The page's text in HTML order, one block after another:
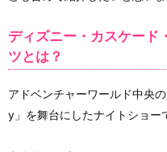
ディズニー・カスケード
ツとは？
アドベンチャーワールド中央
y」を舞台にしたナイトショー